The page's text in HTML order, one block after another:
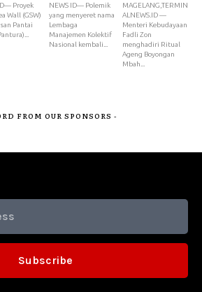
Proyek
Wall (GSW)
Pantai
NEWS ID— Polemik
yang menyeret nama
Lembaga
Manajemen Kolektif
Nasional kembali...
MAGELANG,TERMIN
ALNEWS.ID —
Menteri Kebudayaan
Fadli Zon
menghadiri Ritual
Ageng Boyongan
Mbah...
FROM OUR SPONSORS -
Subscribe